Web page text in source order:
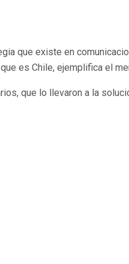
que existe en
es Chile, ejemplifica el
que lo llevaron a la